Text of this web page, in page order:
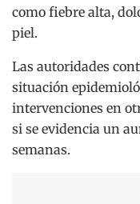
como fiebre alta,
piel.
Las autoridades
situación
intervenciones en
si se evidencia un
semanas.